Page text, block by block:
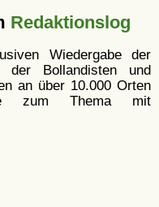
Redaktionslog
Wiedergabe der
der Bollandisten und
an über 10.000 Orten
zum Thema mit